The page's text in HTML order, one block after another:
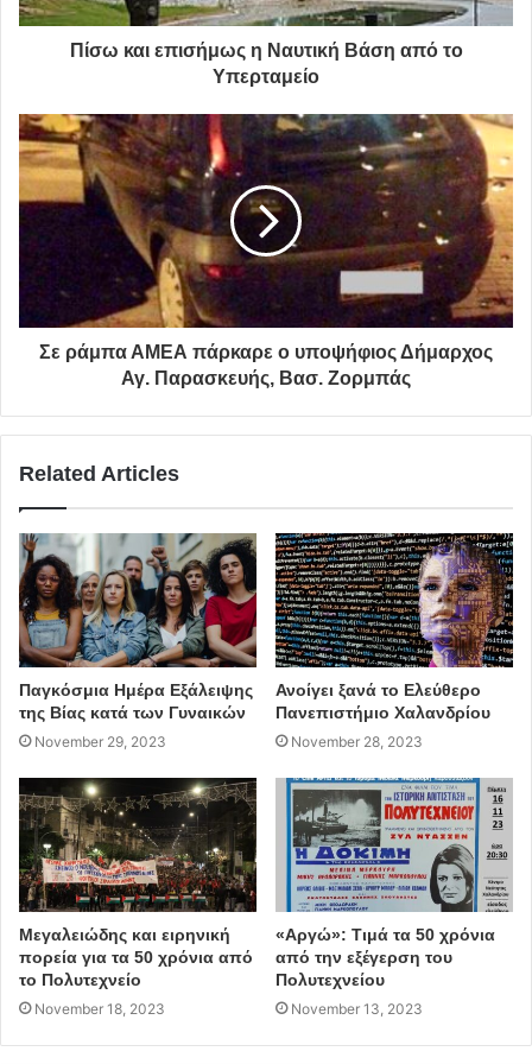
Πέραν των έργων, ο Σίμος Ρούσσος δεσμεύεται να
συνεχίσει την οικονομική πολιτική που εφάρμοσε και
οδήγησε σε αύξηση εσόδων και μείωση δημοτικών φόρων
αφού μπήκε φρένο στην κακοδιαχείριση και πλέον οι
μεγάλοι οφειλέτες πληρώνουν κανονικά, αλλά και σε
ΔΗΜΑΡΧΕΙΟ-ΘΕΑΤΡΟ-ΠΑΡΚΙΝΓΚ
Πίσω και επισήμως η Ναυτική Βάση από το
Υπερταμείο
Σε ράμπα ΑΜΕΑ πάρκαρε ο υποψήφιος Δήμαρχος
Αγ. Παρασκευής, Βασ. Ζορμπάς
Related Articles
Παγκόσμια Ημέρα Εξάλειψης
της Βίας κατά των Γυναικών
November 29, 2023
Ανοίγει ξανά το Ελεύθερο
Πανεπιστήμιο Χαλανδρίου
November 28, 2023
Μεγαλειώδης και ειρηνική
πορεία για τα 50 χρόνια από
το Πολυτεχνείο
November 18, 2023
«Αργώ»: Τιμά τα 50 χρόνια
από την εξέγερση του
Πολυτεχνείου
November 13, 2023